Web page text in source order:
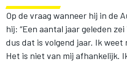
Op de vraag wanneer hij in de
hij: “Een aantal jaar geleden
dus dat is volgend jaar. Ik
Het is niet van mij afhankelijk.